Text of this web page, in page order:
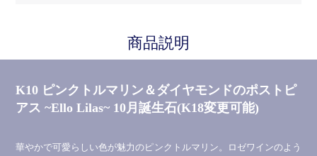
商品説明
K10 ピンクトルマリン＆ダイヤモンドのポストピ
アス ~Ello Lilas~ 10月誕生石(K18変更可能)
華やかで可愛らしい色が魅力のピンクトルマリン。ロゼワインのよう